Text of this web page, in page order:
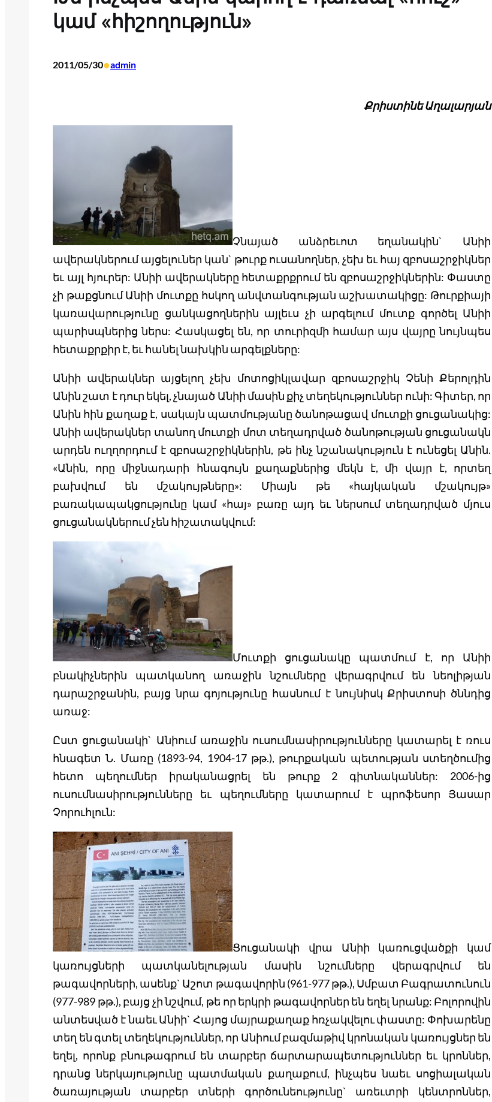
կամ «հիշողություն»
2011/05/30•admin
Քրիստինե Աղալարյան
Չնայած անձրեւոտ եղանակին` Անիի
ավերակներում այցելուներ կան` թուրք ուսանողներ, չեխ եւ հայ զբոսաշրջիկներ
եւ այլ հյուրեր: Անիի ավերակները հետաքրքրում են զբոսաշրջիկներին: Փաստը
չի թաքցնում Անիի մուտքը հսկող անվտանգության աշխատակիցը: Թուրքիայի
կառավարությունը ցանկացողներին այլեւս չի արգելում մուտք գործել Անիի
պարիսպներից ներս: Հասկացել են, որ տուրիզմի համար այս վայրը նույնպես
հետաքրքիր է, եւ հանել նախկին արգելքները:
Անիի ավերակներ այցելող չեխ մոտոցիկլավար զբոսաշրջիկ Չենի Քերոլդին
Անին շատ է դուր եկել, չնայած Անիի մասին քիչ տեղեկություններ ունի: Գիտեր, որ
Անին հին քաղաք է, սակայն պատմությանը ծանոթացավ մուտքի ցուցանակից:
Անիի ավերակներ տանող մուտքի մոտ տեղադրված ծանոթության ցուցանակն
արդեն ուղղորդում է զբոսաշրջիկներին, թե ինչ նշանակություն է ունեցել Անին.
«Անին, որը միջնադարի հնագույն քաղաքներից մեկն է, մի վայր է, որտեղ
բախվում են մշակույթները»: Միայն թե «հայկական մշակույթ»
բառակապակցությունը կամ «հայ» բառը այդ եւ ներսում տեղադրված մյուս
ցուցանակներում չեն հիշատակվում:
Մուտքի ցուցանակը պատմում է, որ Անիի
բնակիչներին պատկանող առաջին նշումները վերագրվում են նեոլիթյան
դարաշրջանին, բայց նրա գոյությունը հասնում է նույնիսկ Քրիստոսի ծննդից
առաջ:
Ըստ ցուցանակի` Անիում առաջին ուսումնասիրությունները կատարել է ռուս
հնագետ Ն. Մառը (1893-94, 1904-17 թթ.), թուրքական պետության ստեղծումից
հետո պեղումներ իրականացրել են թուրք 2 գիտնականներ: 2006-ից
ուսումնասիրությունները եւ պեղումները կատարում է պրոֆեսոր Յասար
Չորուհլուն:
Ցուցանակի վրա Անիի կառուցվածքի կամ
կառույցների պատկանելության մասին նշումները վերագրվում են
թագավորների, ասենք` Աշոտ թագավորին (961-977 թթ.), Սմբատ Բագրատունուն
(977-989 թթ.), բայց չի նշվում, թե որ երկրի թագավորներ են եղել նրանք: Բոլորովին
անտեսված է նաեւ Անիի` Հայոց մայրաքաղաք հռչակվելու փաստը: Փոխարենը
տեղ են գտել տեղեկություններ, որ Անիում բազմաթիվ կրոնական կառույցներ են
եղել, որոնք բնութագրում են տարբեր ճարտարապետություններ եւ կրոններ,
դրանց ներկայությունը պատմական քաղաքում, ինչպես նաեւ սոցիալական
ծառայության տարբեր տների գործունեությունը` առեւտրի կենտրոններ,